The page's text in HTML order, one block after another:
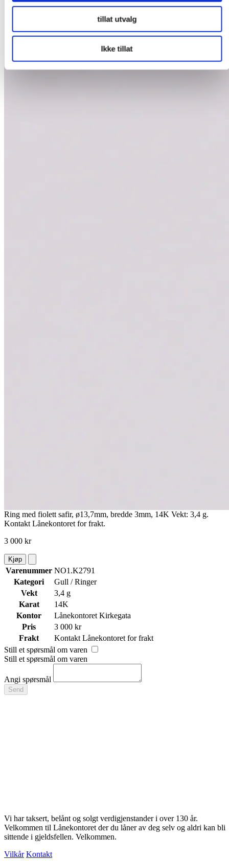
tillat utvalg
Ikke tillat
Ring med fiolett safir, ø13,7mm, bredde 3mm, 14K Vekt: 3,4 g.
Kontakt Lånekontoret for frakt.
3 000 kr
Kjøp
Varenummer NO1.K2791
Kategori
Gull / Ringer
Vekt
3,4 g
Karat
14K
Kontor
Lånekontoret Kirkegata
Pris
3 000 kr
Frakt
Kontakt Lånekontoret for frakt
Still et spørsmål om varen
Still et spørsmål om varen
Angi spørsmål
Send
Vi har taksert, belånt og solgt verdigjenstander i over 130 år.
Velkommen til Lånekontoret der du låner av deg selv og aldri kan bli
sittende i gjeldsfellen. Velkommen.
Vilkår Kontakt